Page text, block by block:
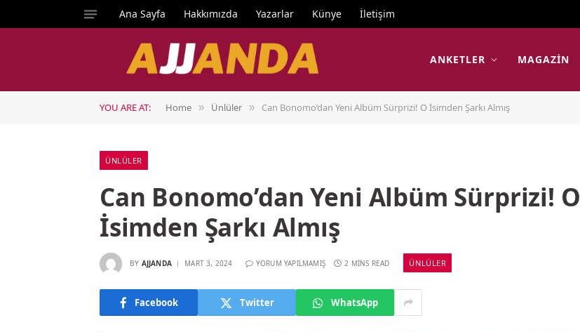
Ana Sayfa Hakkımızda Yazarlar Künye İletişim
ANKETLER MAGAZIN
YOU ARE AT: Home » Ünlüler » Can Bonomo’dan Yeni Albüm Sürprizi! O İsimden Şarkı Almış
ÜNLÜLER
Can Bonomo’dan Yeni Albüm Sürprizi! O
İsimden Şarkı Almış
BY AJJANDA MART 3, 2024 YORUM YAPILMAMIŞ 2 MINS READ ÜNLÜLER
Facebook Twitter WhatsApp